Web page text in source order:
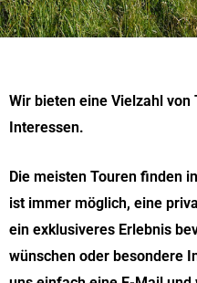
Wir bieten eine Vielzahl von
Interessen.
Die meisten Touren finden
ist immer möglich, eine
ein exklusiveres Erlebnis
wünschen oder besondere